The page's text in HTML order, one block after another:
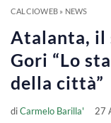
CALCIOWEB» NEWS
Atalanta, il
Gori “Lo
della città”
diCarmelo Barilla' 27